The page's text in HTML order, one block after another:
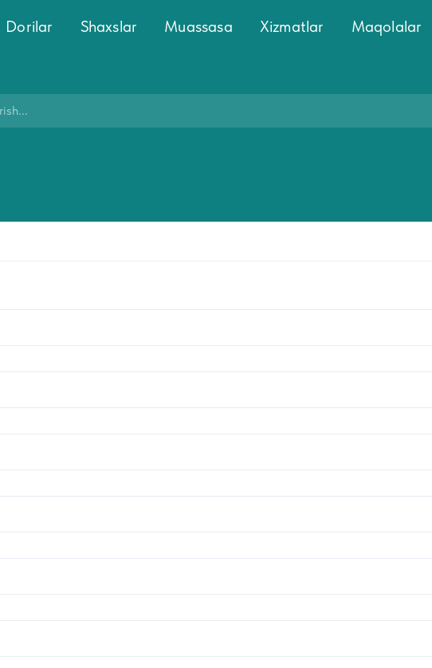
Dorilar Shaxslar Muassasa Xizmatlar Maqolalar